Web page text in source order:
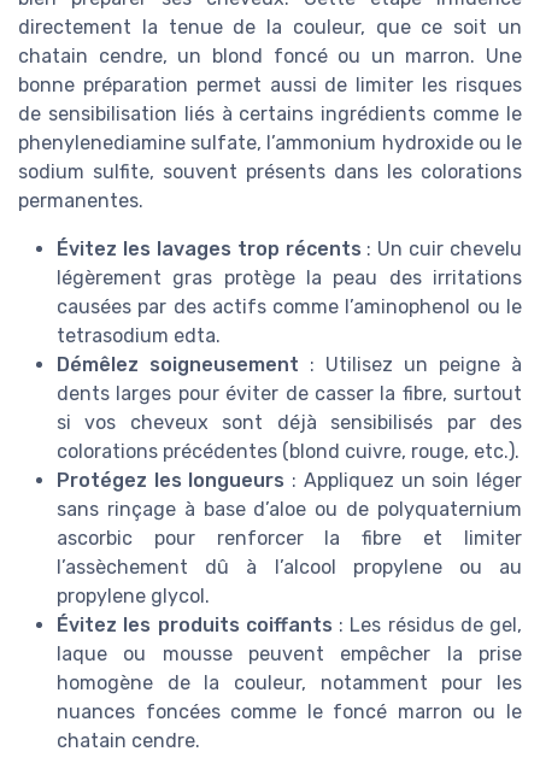
directement la tenue de la couleur, que ce soit un
chatain cendre, un blond foncé ou un marron. Une
bonne préparation permet aussi de limiter les risques
de sensibilisation liés à certains ingrédients comme le
phenylenediamine sulfate, l’ammonium hydroxide ou le
sodium sulfite, souvent présents dans les colorations
permanentes.
Évitez les lavages trop récents : Un cuir chevelu
légèrement gras protège la peau des irritations
causées par des actifs comme l’aminophenol ou le
tetrasodium edta.
Démêlez soigneusement : Utilisez un peigne à
dents larges pour éviter de casser la fibre, surtout
si vos cheveux sont déjà sensibilisés par des
colorations précédentes (blond cuivre, rouge, etc.).
Protégez les longueurs : Appliquez un soin léger
sans rinçage à base d’aloe ou de polyquaternium
ascorbic pour renforcer la fibre et limiter
l’assèchement dû à l’alcool propylene ou au
propylene glycol.
Évitez les produits coiffants : Les résidus de gel,
laque ou mousse peuvent empêcher la prise
homogène de la couleur, notamment pour les
nuances foncées comme le foncé marron ou le
chatain cendre.